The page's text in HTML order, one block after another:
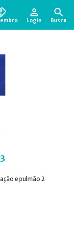
Login Busca
e pulmão 2